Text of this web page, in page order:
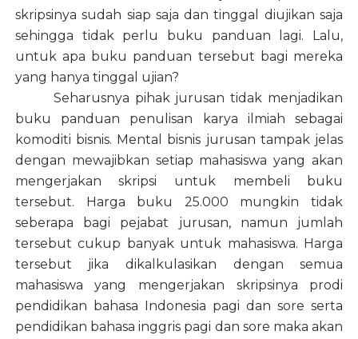
skripsinya sudah siap saja dan tinggal diujikan saja
sehingga tidak perlu buku panduan lagi. Lalu,
untuk apa buku panduan tersebut bagi mereka
yang hanya tinggal ujian?
Seharusnya pihak jurusan tidak menjadikan
buku panduan penulisan karya ilmiah sebagai
komoditi bisnis. Mental bisnis jurusan tampak jelas
dengan mewajibkan setiap mahasiswa yang akan
mengerjakan skripsi untuk membeli buku
tersebut. Harga buku 25.000 mungkin tidak
seberapa bagi pejabat jurusan, namun jumlah
tersebut cukup banyak untuk mahasiswa. Harga
tersebut jika dikalkulasikan dengan semua
mahasiswa yang mengerjakan skripsinya prodi
pendidikan bahasa Indonesia pagi dan sore serta
pendidikan bahasa inggris pagi dan sore maka akan